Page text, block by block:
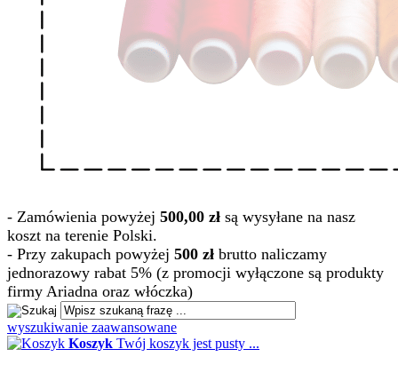
- Zamówienia powyżej 500,00 zł są wysyłane na nasz
koszt na terenie Polski.
- Przy zakupach powyżej 500 zł brutto naliczamy
jednorazowy rabat 5% (z promocji wyłączone są produkty
firmy Ariadna oraz włóczka)
wyszukiwanie zaawansowane
Koszyk Twój koszyk jest pusty ...